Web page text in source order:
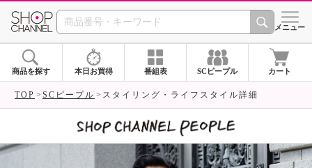
SHOP CHANNEL シメニュー
商品を探す 本日お買得 番組表 SCピープル カート
TOP SCピープル スタイリング・ライフスタイル詳細